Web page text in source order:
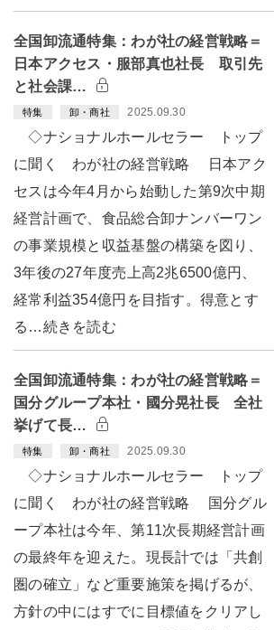
全国卸流通特集：わが社の経営戦略＝
日本アクセス・服部真也社長 取引先
と社会課…
特集 卸・商社 2025.09.30
◇ナショナルホールセラー トップ
に聞く わが社の経営戦略 日本アク
セスは今年4月から始動した第9次中期
経営計画で、食品総合卸ナンバーワン
の事業規模と収益基盤の構築を図り、
3年後の27年度売上高2兆6500億円、
経常利益354億円を目指す。得意とす
る…続きを読む
全国卸流通特集：わが社の経営戦略＝
国分グループ本社・國分晃社長 全社
挙げて長…
特集 卸・商社 2025.09.30
◇ナショナルホールセラー トップ
に聞く わが社の経営戦略 国分グル
ープ本社は今年、第11次長期経営計画
の最終年を迎えた。現長計では「共創
圏の確立」など重要施策を掲げるが、
方針の中にはすでに目標値をクリアし